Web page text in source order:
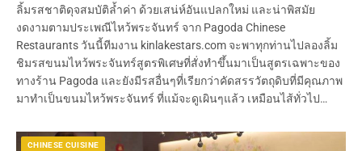
ลิ้มรสชาติดุจสมบัติล้ำค่า ด้วยเสน่ห์อันแปลกใหม่ และน่าพิสมัย
งดงามตามประเพณีไหว้พระจันทร์ จาก Pagoda Chinese
Restaurants วันนี้ทีมงาน kinlakestars.com จะพาทุกท่านไปลองลิ้ม
ชิมรสขนมไหว้พระจันทร์สูตรพิเศษที่สั่งทำขึ้นมาเป็นสูตรเฉพาะของ
ทางร้าน Pagoda และยังมีรสอื่นๆที่เรียกว่าคัดสรรวัตถุดิบที่มีคุณภาพ
มาทำเป็นขนมไหว้พระจันทร์ ที่แม้จะดูเผินๆแล้ว เหมือนไส้ทั่วไป…
CHINESE CUISINE